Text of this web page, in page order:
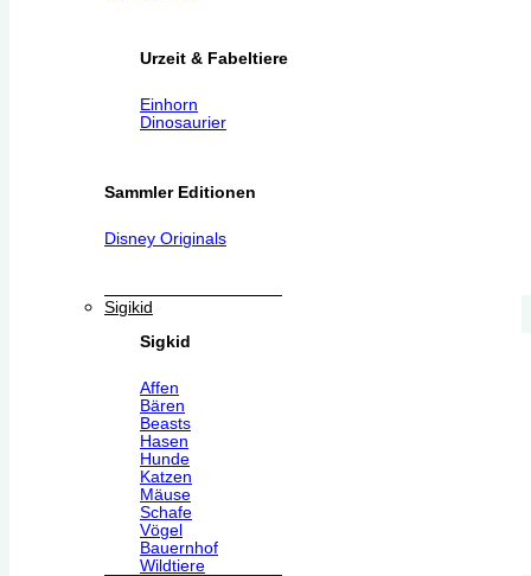
Urzeit & Fabeltiere
Einhorn
Dinosaurier
Sammler Editionen
Disney Originals
Sigikid
Sigkid
Affen
Bären
Beasts
Hasen
Hunde
Katzen
Mäuse
Schafe
Vögel
Bauernhof
Wildtiere